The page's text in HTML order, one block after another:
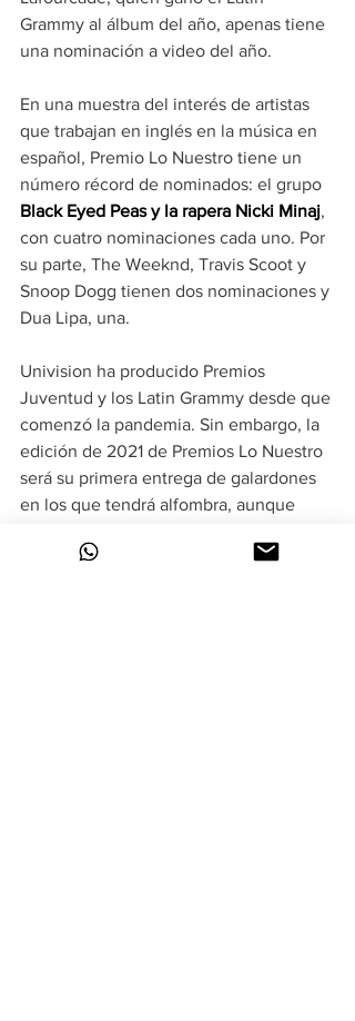
Grammy al álbum del año, apenas tiene
una nominación a video del año.
En una muestra del interés de artistas
que trabajan en inglés en la música en
español, Premio Lo Nuestro tiene un
número récord de nominados: el grupo
Black Eyed Peas y la rapera Nicki Minaj,
con cuatro nominaciones cada uno. Por
su parte, The Weeknd, Travis Scoot y
Snoop Dogg tienen dos nominaciones y
Dua Lipa, una.
Univision ha producido Premios
Juventud y los Latin Grammy desde que
comenzó la pandemia. Sin embargo, la
edición de 2021 de Premios Lo Nuestro
será su primera entrega de galardones
en los que tendrá alfombra, aunque
para evitar contagios" de la covid-19.